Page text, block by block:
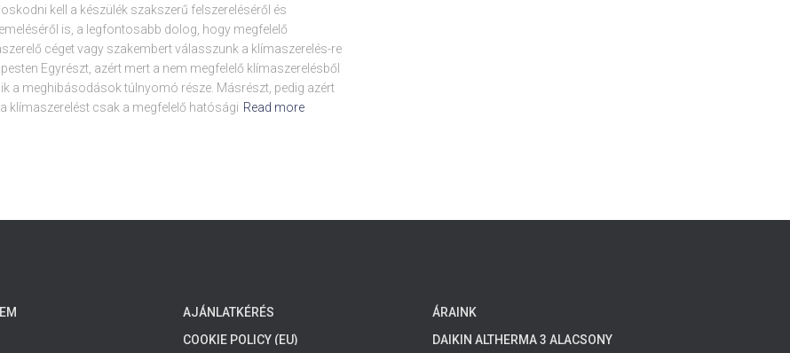
kell a készülék szakszerű felszereléséről és
is, a legfontosabb dolog, hogy megfelelő
céget vagy szakembert válasszunk a klímaszerelés-re
Egyrészt, azért mert a nem megfelelő klímaszerelésből
a meghibásodások túlnyomó része. Másrészt, pedig azért
klímaszerelést csak a megfelelő hatósági Read more
AJÁNLATKÉRÉS
ÁRAINK
COOKIE POLICY (EU)
DAIKIN ALTHERMA 3 ALACSONY